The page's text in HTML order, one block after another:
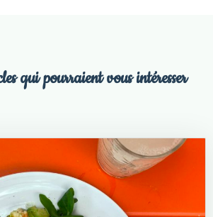
qui pourraient vous intéresser